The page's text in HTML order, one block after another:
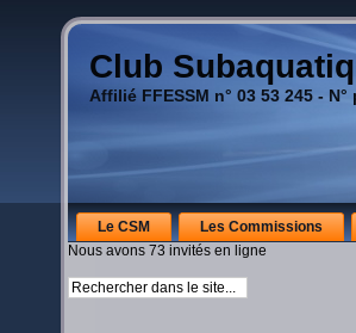
Club
Affilié FFESSM n° 03 53 245 -
Le CSM Les Commissions
Nous avons 73 invités en ligne